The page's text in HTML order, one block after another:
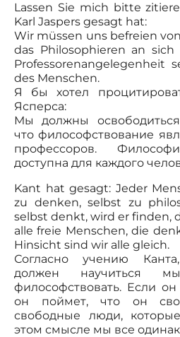
Lassen Sie mich bitte
Karl Jaspers gesagt hat:
Wir müssen uns befreien
das Philosophieren an
Professorenangelegenheit
des Menschen.
Я бы хотел
Ясперса:
Мы должны
что философствование
профессоров.
доступна для каждого
Kant hat gesagt: Jeder
zu denken, selbst zu
selbst denkt, wird er finden,
alle freie Menschen, die
Hinsicht sind wir alle gleich.
Согласно учению
должен научиться
философствовать. Если
он поймет, что он
свободные люди,
этом смысле мы все